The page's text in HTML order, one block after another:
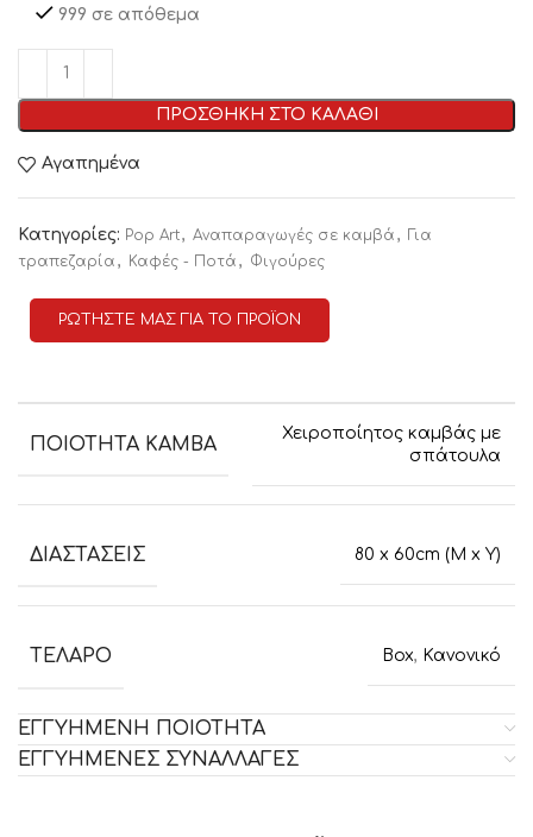
999 σε απόθεμα
ΠΡΟΣΘΗΚΗ ΣΤΟ ΚΑΛΑΘΙ
Αγαπημένα
Κατηγορίες: Pop Art, Αναπαραγωγές σε καμβά , Για
τραπεζαρία , Καφές - Ποτά , Φιγούρες
ΡΩΤΗΣΤΕ ΜΑΣ ΓΙΑ ΤΟ ΠΡΟΪΟΝ
ΠΟΙΟΤΗΤΑ ΚΑΜΒΑ
Χειροποίητος καμβάς με
σπάτουλα
ΔΙΑΣΤΑΣΕΙΣ 80 x 60cm (M x Y)
ΤΕΛΑΡΟ Box, Κανονικό
ΕΓΓΥΗΜΕΝΗ ΠΟΙΟΤΗΤΑ
ΕΓΓΥΗΜΕΝΕΣ ΣΥΝΑΛΛΑΓΕΣ